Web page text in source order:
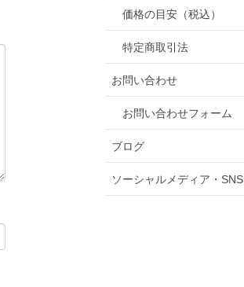
価格の目安（税込）
特定商取引法
お問い合わせ
お問い合わせフォーム
ブログ
ソーシャルメディア・SNS